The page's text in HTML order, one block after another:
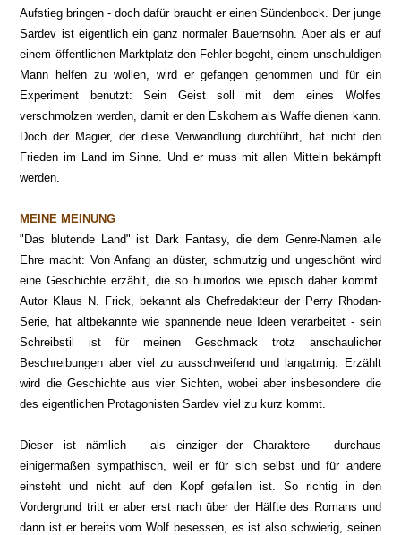
Aufstieg bringen - doch dafür braucht er einen Sündenbock. Der junge
Sardev ist eigentlich ein ganz normaler Bauernsohn. Aberals er auf
einem öffentlichen Marktplatz den Fehler begeht, einem unschuldigen
Mann helfen zu wollen, wird er gefangen genommen und für ein
Experiment
benutzt: Sein Geist soll mit dem eines Wolfes
verschmolzen werden, damit er den Eskohern als Waffe dienen kann.
Doch der Magier, der diese Verwandlung durchführt, hat nicht den
Frieden im Land im Sinne. Und er muss mit allen Mitteln bekämpft
werden.
MEINE MEINUNG
"Das blutende Land" ist Dark Fantasy, die dem Genre-Namen alle
Ehre macht: Von Anfang an düster, schmutzig und ungeschönt wird
eine Geschichte erzählt, die so humorlos wie episch daher kommt.
Autor Klaus N. Frick, bekannt als Chefredakteur der Perry Rhodan-
Serie, hat altbekannte wie spannende neue Ideen verarbeitet - sein
Schreibstil ist für meinen Geschmack trotz anschaulicher
Beschreibungen aber viel zu ausschweifend und langatmig. Erzählt
wird die Geschichte aus vier Sichten, wobei aber insbesondere die
des eigentlichen Protagonisten Sardev viel zu kurz kommt.
Dieser ist nämlich - als einziger der Charaktere - durchaus
einigermaßen sympathisch, weil er für sich selbst und für andere
einsteht und nicht auf den Kopf gefallen ist. So richtig in den
Vordergrund tritt er aber erst nach über der Hälfte des Romans und
dann ist er bereits vom Wolf besessen, es ist also schwierig, seinen